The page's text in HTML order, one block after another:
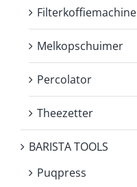
Filterkoffiemachine
Melkopschuimer
Percolator
Theezetter
BARISTA TOOLS
Puqpress